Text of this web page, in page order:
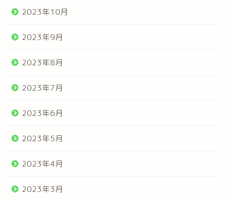
2023年10月
2023年9月
2023年8月
2023年7月
2023年6月
2023年5月
2023年4月
2023年3月